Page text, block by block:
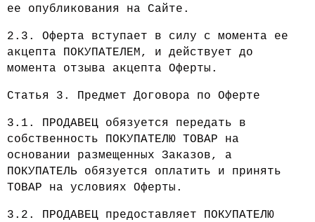
ее опубликования на Сайте.
2.3. Оферта вступает в силу с момента ее
акцепта ПОКУПАТЕЛЕМ, и действует до
момента отзыва акцепта Оферты.
Статья 3. Предмет Договора по Оферте
3.1. ПРОДАВЕЦ обязуется передать в
собственность ПОКУПАТЕЛЮ ТОВАР на
основании размещенных Заказов, а
ПОКУПАТЕЛЬ обязуется оплатить и принять
ТОВАР на условиях Оферты.
3.2. ПРОДАВЕЦ предоставляет ПОКУПАТЕЛЮ